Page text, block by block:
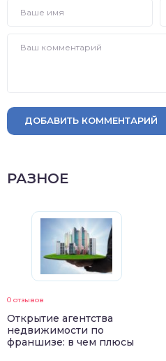
ДОБАВИТЬ КОММЕНТАРИЙ
РАЗНОЕ
0 отзывов
Открытие агентства
недвижимости по
франшизе: в чем плюсы